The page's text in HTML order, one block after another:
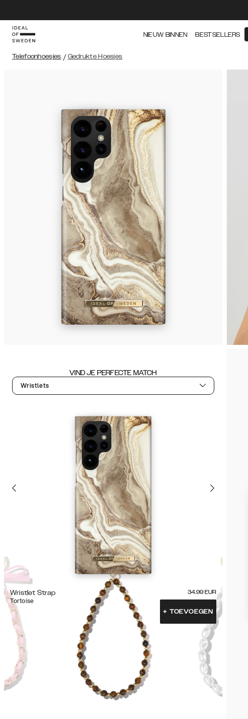
NIEUW BINNEN BESTSELLERS
Telefoonhoesjes / Gedrukte Hoesjes
VIND JE PERFECTE MATCH
Wristlets
Wristlet Strap
Tortoise
34.99 EUR
+ TOEVOEGEN